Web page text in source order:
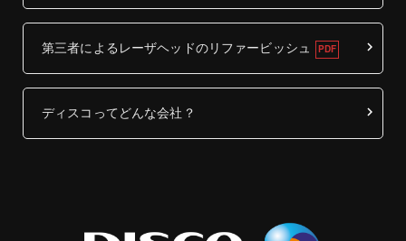
第三者によるレーザヘッドのリファービッシュ
ディスコってどんな会社？